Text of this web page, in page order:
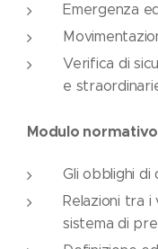
Emergenza
Verifica di
e
Modulo
Gli obblighi
Relazioni tra
sistema di